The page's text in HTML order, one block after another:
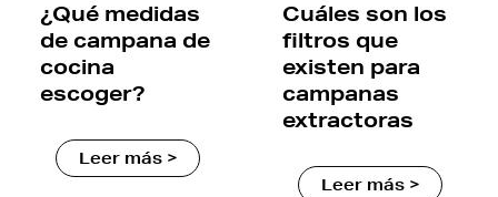
¿Qué medidas
de campana de
cocina
escoger?
Leer más >
Cuáles son los
filtros que
existen para
campanas
extractoras
Leer más >